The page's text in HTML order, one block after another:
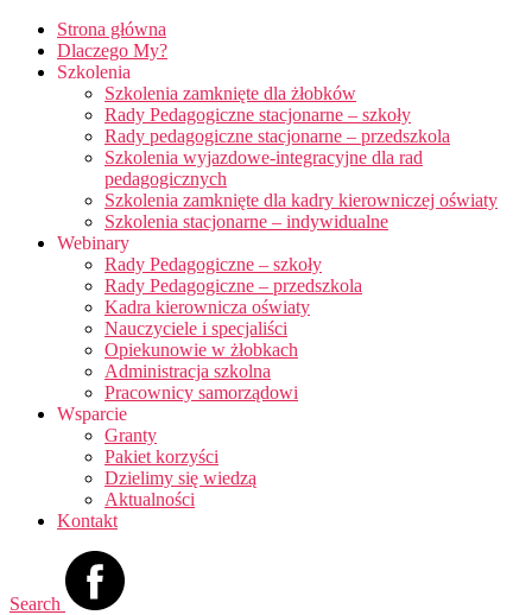
Strona główna
Dlaczego My?
Szkolenia
Szkolenia zamknięte dla żłobków
Rady Pedagogiczne stacjonarne – szkoły
Rady pedagogiczne stacjonarne – przedszkola
Szkolenia wyjazdowe-integracyjne dla rad
pedagogicznych
Szkolenia zamknięte dla kadry kierowniczej oświaty
Szkolenia stacjonarne – indywidualne
Webinary
Rady Pedagogiczne – szkoły
Rady Pedagogiczne – przedszkola
Kadra kierownicza oświaty
Nauczyciele i specjaliści
Opiekunowie w żłobkach
Administracja szkolna
Pracownicy samorządowi
Wsparcie
Granty
Pakiet korzyści
Dzielimy się wiedzą
Aktualności
Kontakt
Search